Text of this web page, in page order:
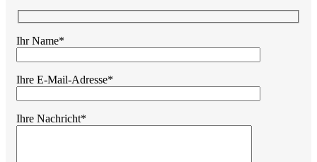
Ihr Name*
Ihre E-Mail-Adresse*
Ihre Nachricht*